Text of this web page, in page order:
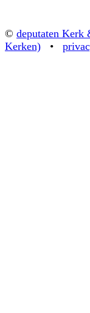
© deputaten Kerk
Kerken) •